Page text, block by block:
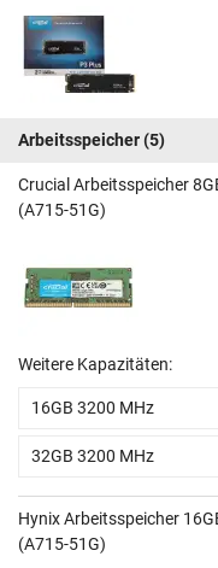
Arbeitsspeicher(5)
Crucial Arbeitsspeicher
(A715-51G)
Weitere Kapazitäten:
16GB 3200 MHz
32GB 3200 MHz
Hynix Arbeitsspeicher
(A715-51G)